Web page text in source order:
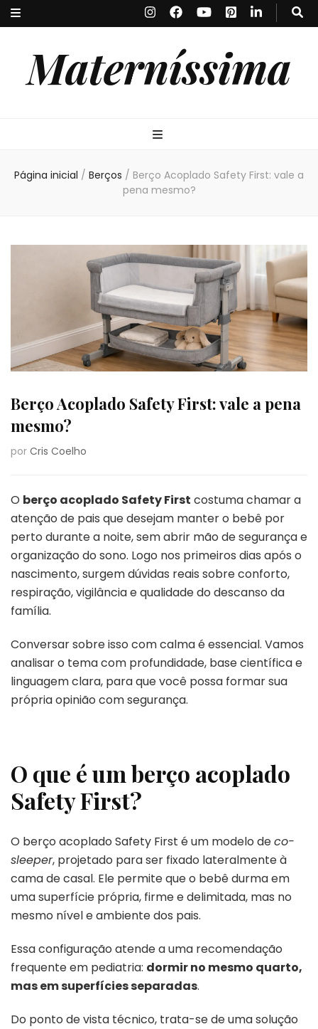
Materníssima
Página inicial / Berços / Berço Acoplado Safety First: vale a
pena mesmo?
Berço Acoplado Safety First: vale a pena
mesmo?
por Cris Coelho
O berço acoplado Safety First costuma chamar a
atenção de pais que desejam manter o bebê por
perto durante a noite, sem abrir mão de segurança e
organização do sono. Logo nos primeiros dias após o
nascimento, surgem dúvidas reais sobre conforto,
respiração, vigilância e qualidade do descanso da
família.
Conversar sobre isso com calma é essencial. Vamos
analisar o tema com profundidade, base científica e
linguagem clara, para que você possa formar sua
própria opinião com segurança.
O que é um berço acoplado
Safety First?
O berço acoplado Safety First é um modelo deco-
sleeper, projetado para ser fixado lateralmente à
cama de casal. Ele permite que o bebê durma em
uma superfície própria, firme e delimitada, mas no
mesmo nível e ambiente dos pais.
Essa configuração atende a uma recomendação
frequente em pediatria: dormir no mesmo quarto,
mas em superfícies separadas.
Do ponto de vista técnico, trata-se de uma solução